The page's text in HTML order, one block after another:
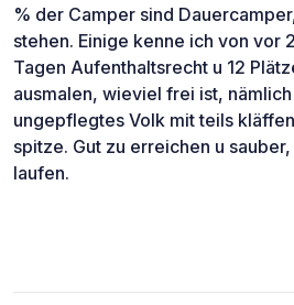
% der Camper sind
stehen. Einige kenne ich von vor
Tagen Aufenthaltsrecht u 12
ausmalen, wieviel frei ist, nämlich
ungepflegtes Volk mit teils
spitze. Gut zu erreichen u
laufen.